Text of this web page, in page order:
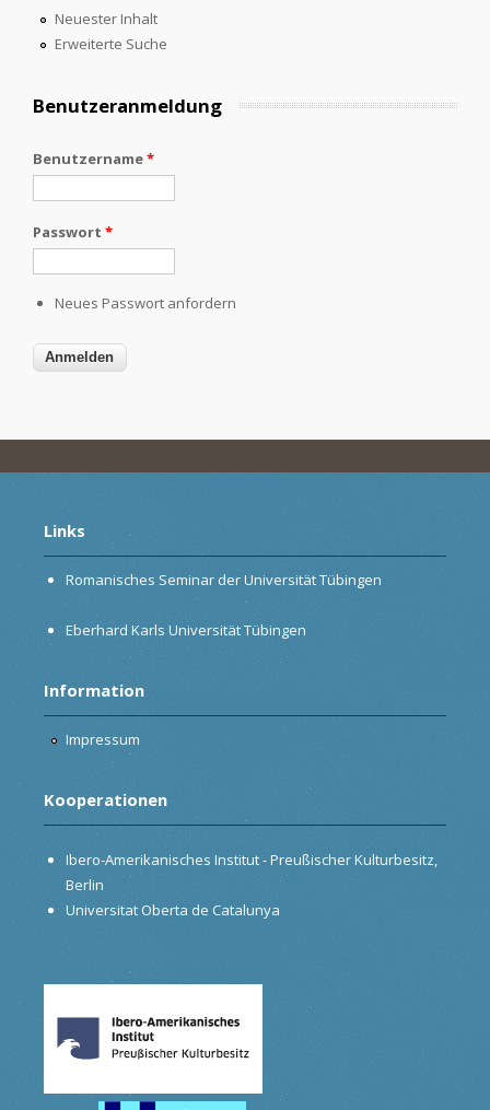
Neuester Inhalt
Erweiterte Suche
Benutzeranmeldung
Benutzername*
Passwort *
Neues Passwort anfordern
Links
Romanisches Seminar der Universität Tübingen
Eberhard Karls Universität Tübingen
Information
Impressum
Kooperationen
Ibero-Amerikanisches Institut - Preußischer Kulturbesitz,
Berlin
Universitat Oberta de Catalunya